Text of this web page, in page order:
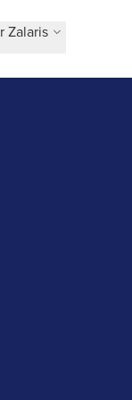
Zalaris